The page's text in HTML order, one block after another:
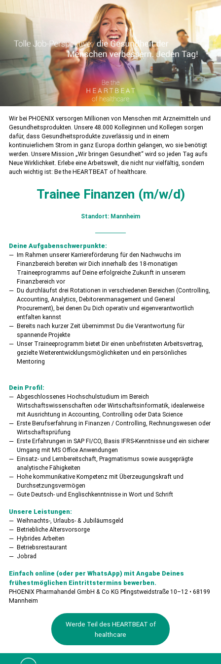
Wir bei PHOENIX versorgen Millionen von Menschen mit Arzneimitteln und
Gesundheitsprodukten. Unsere 48.000 Kolle­ginnen und Kollegen sorgen
dafür, dass Gesundheitsprodukte zuverlässig und in einem
kontinuierlichem Strom in ganz Europa dorthin gelangen, wo sie benötigt
werden. Unsere Mission „Wir bringen Gesundheit“ wird so jeden Tag aufs
Neue Wirklichkeit. Erlebe eine Arbeitswelt, die nicht nur vielfältig, sondern
auch wichtig ist: Be the HEARTBEAT of healthcare.
Trainee Finanzen (m/w/d)
Standort: Mannheim
Deine Aufgabenschwerpunkte:
Im Rahmen unserer Karriereförderung für den Nachwuchs im
Finanzbereich bereiten wir Dich innerhalb des 18-monatigen
Traineeprogramms auf Deine erfolgreiche Zukunft in unserem
Finanzbereich vor
Du durchläufst drei Rotationen in verschiedenen Bereichen (Controlling,
Accounting, Analytics, Debitorenmanagement und General
Procurement), bei denen Du Dich operativ und eigenverantwortlich
entfalten kannst
Bereits nach kurzer Zeit übernimmst Du die Verantwortung für
spannende Projekte
Unser Traineeprogramm bietet Dir einen unbefristeten Arbeitsvertrag,
gezielte Weiterentwick­lungsmöglichkeiten und ein persönliches
Mentoring
Dein Profil:
Abgeschlossenes Hochschulstudium im Bereich
Wirtschaftswissenschaften oder Wirtschaftsinformatik, idealerweise
mit Ausrichtung in Accounting, Controlling oder Data Science
Erste Berufserfahrung in Finanzen / Controlling, Rechnungswesen oder
Wirtschaftsprüfung
Erste Erfahrungen in SAP FI/CO, Basis IFRS-Kenntnisse und ein sicherer
Umgang mit MS Office Anwendungen
Einsatz- und Lernbereitschaft, Pragmatismus sowie ausgeprägte
analytische Fähigkeiten
Hohe kommunikative Kompetenz mit Überzeugungskraft und
Durchsetzungsvermögen
Gute Deutsch- und Englischkenntnisse in Wort und Schrift
Unsere Leistungen:
Weihnachts-, Urlaubs- & Jubiläumsgeld
Betriebliche Altersvorsorge
Hybrides Arbeiten
Betriebsrestaurant
Jobrad
Einfach online (oder per WhatsApp) mit Angabe Deines
frühestmöglichen Eintrittstermins bewerben.
PHOENIX Pharmahandel GmbH & Co KG Pfingstweidstraße 10–12 • 68199
Mannheim
Werde Teil des HEARTBEAT of
healthcare